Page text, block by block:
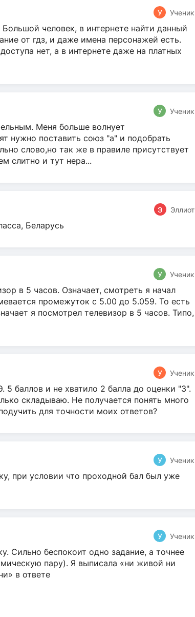
У Ученик
человек, в интернете найти данный
от гдз, и даже имена персонажей есть.
нет, а в интернете даже на платных
У Ученик
Меня больше волнует
нужно поставить союз "а" и подобрать
слово,но так же в правиле присутствует
слитно и тут нера...
Э Эллиот
Беларусь
У Ученик
в 5 часов. Означает, смотреть я начал
промежуток с 5.00 до 5.059. То есть
я посмотрел телевизор в 5 часов. Типо,
У Ученик
5 баллов и не хватило 2 балла до оценки "3".
складываю. Не получается понять много
для точности моих ответов?
У Ученик
при условии что проходной бал был уже
У Ученик
Сильно беспокоит одно задание, а точнее
пару). Я выписала «ни живой ни
в ответе